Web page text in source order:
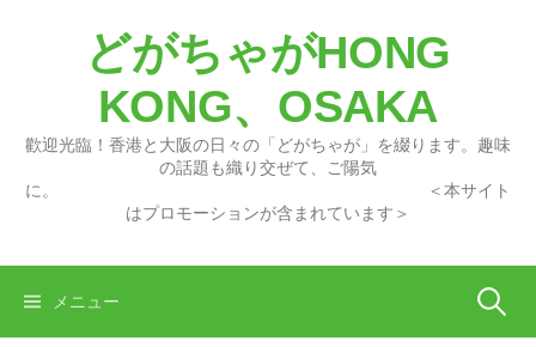
どがちゃがHONG
KONG、OSAKA
歡迎光臨！香港と大阪の日々の「どがちゃが」を綴ります。趣味
の話題も織り交ぜて、ご陽気
に。 ＜本サイト
はプロモーションが含まれています＞
メニュー 検